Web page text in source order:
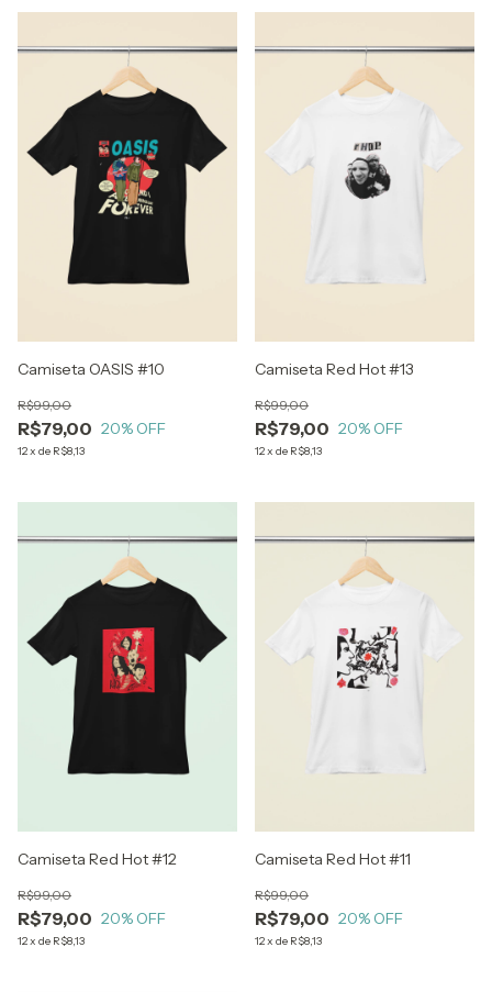
Camiseta OASIS #10
R$79,00
R$99,00
20% OFF
12x de R$8,13
Camiseta Red Hot #13
R$79,00
R$99,00
20% OFF
12x de R$8,13
Camiseta Red Hot #12
R$79,00
R$99,00
20% OFF
12x de R$8,13
Camiseta Red Hot #11
R$79,00
R$99,00
20% OFF
12x de R$8,13